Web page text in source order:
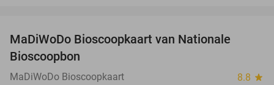
MaDiWoDo Bioscoopkaart van Nationale
Bioscoopbon
MaDiWoDo Bioscoopkaart 8.8 star